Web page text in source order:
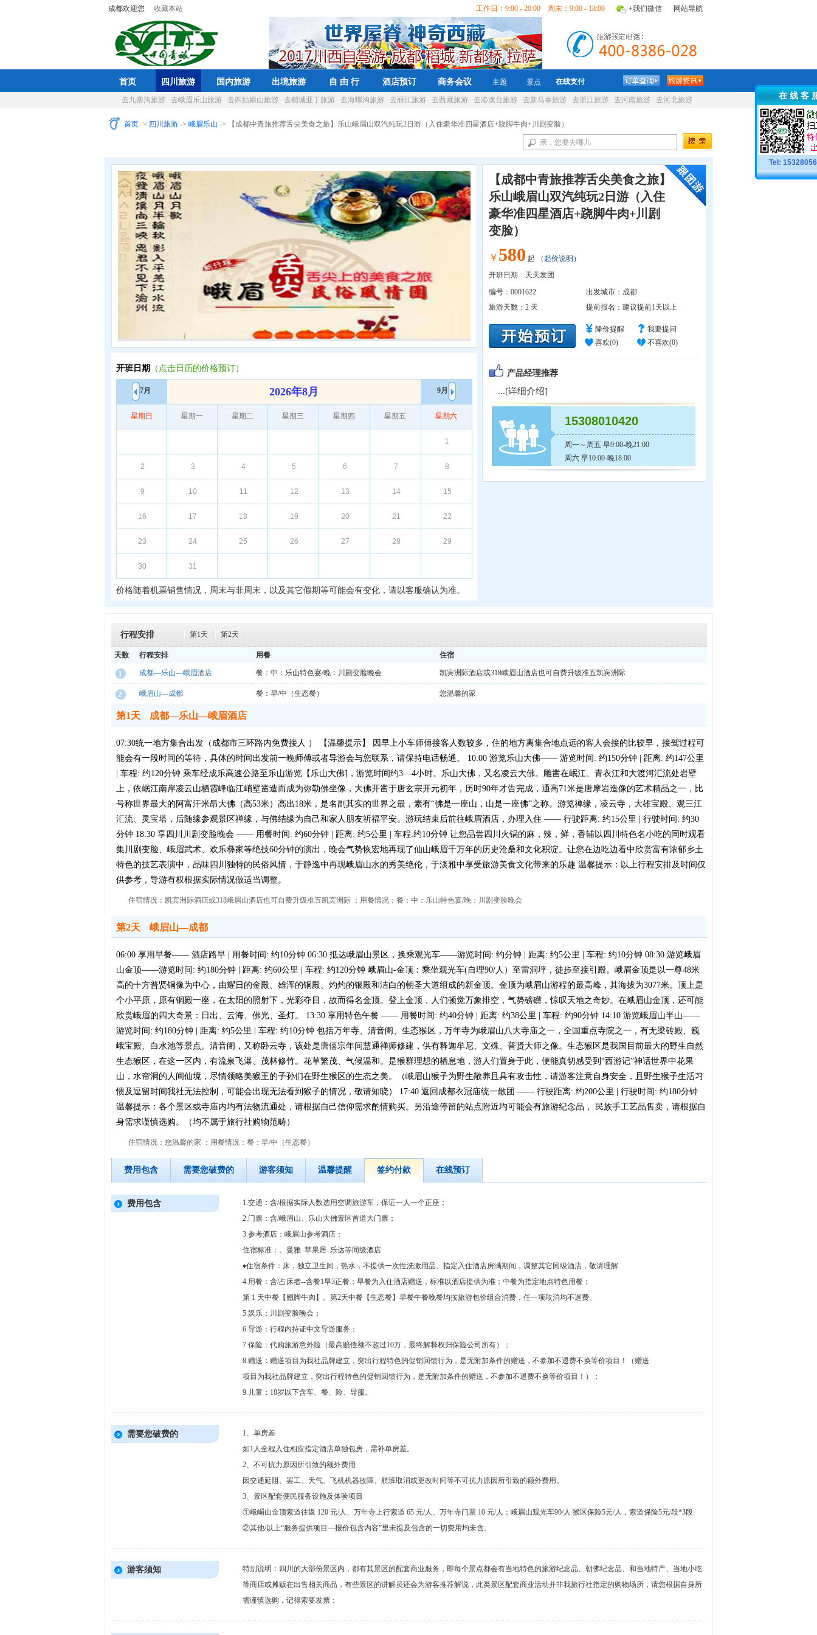
网站导航
成都欢迎您 收藏本站 工作日：9:00 - 20:00 周末：9:00 - 18:00 +我们微信
首页 四川旅游 国内旅游 出境旅游 自 由 行 酒店预订 商务会议 主题 景点 在线支付
去九寨沟旅游 去峨眉乐山旅游 去四姑娘山旅游 去稻城亚丁旅游 去海螺沟旅游 去丽江旅游 去西藏旅游 去港澳台旅游 去新马泰旅游 去浙江旅游 去河南旅游 去河北旅游
首页-> 四川旅游-> 峨眉乐山 -> 【成都中青旅推荐舌尖美食之旅】乐山峨眉山双汽纯玩2日游（入住豪华准四星酒店+跷脚牛肉+川剧变脸）
开班日期 （点击日历的价格预订）
7月 2026年8月 9月
星期日 星期一 星期二 星期三 星期四 星期五 星期六
1
2 3 4 5 6 7 8
9 10 11 12 13 14 15
16 17 18 19 20 21 22
23 24 25 26 27 28 29
30 31
价格随着机票销售情况，周末与非周末，以及其它假期等可能会有变化，请以客服确认为准。
【成都中青旅推荐舌尖美食之旅】
乐山峨眉山双汽纯玩2日游（入住
豪华准四星酒店+跷脚牛肉+川剧
变脸）
￥ 580 起
（起价说明）
开班日期：天天发团
编号： 0001622 出发城市： 成都
旅游天数： 2 天 提前报名： 建议提前1天以上
降价提醒
我要提问
喜欢(0) 不喜欢(0)
产品经理推荐
...[详细介绍]
15308010420
周一～周五 早9:00-晚21:00
周六 早10:00-晚18:00
行程安排 第1天 第2天
天数 行程安排 用餐 住宿
1 成都—乐山—峨眉酒店 餐：中：乐山特色宴/晚：川剧变脸晚会 凯宾洲际酒店或318峨眉山酒店也可自费升级准五凯宾洲际
2 峨眉山—成都 餐：早/中（生态餐） 您温馨的家
第1天 成都—乐山—峨眉酒店
07:30统一地方集合出发（成都市三环路内免费接人 ） 【温馨提示】 因早上小车师傅接客人数较多，住的地方离集合地点远的客人会接的比较早，接驾过程可
能会有一段时间的等待，具体的时间出发前一晚师傅或者导游会与您联系，请保持电话畅通。 10:00 游览乐山大佛—— 游览时间: 约150分钟 | 距离: 约147公里
| 车程: 约120分钟 乘车经成乐高速公路至乐山游览【乐山大佛]，游览时间约3—4小时。乐山大佛，又名凌云大佛。雕凿在岷江、青衣江和大渡河汇流处岩壁
上，依岷江南岸凌云山栖霞峰临江峭壁凿造而成为弥勒佛坐像，大佛开凿于唐玄宗开元初年，历时90年才告完成，通高71米是唐摩岩造像的艺术精品之一，比
号称世界最大的阿富汗米昂大佛（高53米）高出18米，是名副其实的世界之最，素有“佛是一座山，山是一座佛”之称。游览禅缘，凌云寺，大雄宝殿、观三江
汇流、灵宝塔，后随缘参观景区禅缘，与佛结缘为自己和家人朋友祈福平安。游玩结束后前往峨眉酒店，办理入住 —— 行驶距离: 约15公里 | 行驶时间: 约30
分钟 18:30 享四川川剧变脸晚会 —— 用餐时间: 约60分钟 | 距离: 约5公里 | 车程:约10分钟 让您品尝四川火锅的麻，辣，鲜，香辅以四川特色名小吃的同时观看
集川剧变脸、峨眉武术、欢乐彝家等绝技60分钟的演出，晚会气势恢宏地再现了仙山峨眉千万年的历史沧桑和文化积淀。让您在边吃边看中欣赏富有浓郁乡土
特色的技艺表演中，品味四川独特的民俗风情，于静逸中再现峨眉山水的秀美绝伦，于淡雅中享受旅游美食文化带来的乐趣 温馨提示：以上行程安排及时间仅
供参考，导游有权根据实际情况做适当调整。
住宿情况：凯宾洲际酒店或318峨眉山酒店也可自费升级准五凯宾洲际 ；用餐情况：餐：中：乐山特色宴/晚：川剧变脸晚会
第2天 峨眉山—成都
06:00 享用早餐—— 酒店路早 | 用餐时间: 约10分钟 06:30 抵达峨眉山景区，换乘观光车——游览时间: 约分钟 | 距离: 约5公里 | 车程: 约10分钟 08:30 游览峨眉
山金顶——游览时间: 约180分钟 | 距离: 约60公里 | 车程: 约120分钟 峨眉山-金顶：乘坐观光车(自理90/人）至雷洞坪，徒步至接引殿。峨眉金顶是以一尊48米
高的十方普贤铜像为中心，由耀日的金殿、雄浑的铜殿、灼灼的银殿和洁白的朝圣大道组成的新金顶。金顶为峨眉山游程的最高峰，其海拔为3077米。顶上是
个小平原，原有铜殿一座，在太阳的照射下，光彩夺目，故而得名金顶。登上金顶，人们顿觉万象排空，气势磅礴，惊叹天地之奇妙。在峨眉山金顶，还可能
欣赏峨眉的四大奇景：日出、云海、佛光、圣灯。 13:30 享用特色午餐 —— 用餐时间: 约40分钟 | 距离: 约38公里 | 车程: 约90分钟 14:10 游览峨眉山半山——
游览时间: 约180分钟 | 距离: 约5公里 | 车程: 约10分钟 包括万年寺、清音阁、生态猴区，万年寺为峨眉山八大寺庙之一，全国重点寺院之一，有无梁砖殿、巍
峨宝殿、白水池等景点。清音阁，又称卧云寺，该处是唐僖宗年间慧通禅师修建，供有释迦牟尼、文殊、普贤大师之像。生态猴区是我国目前最大的野生自然
生态猴区，在这一区内，有流泉飞瀑、茂林修竹。花草繁茂、气候温和。是猴群理想的栖息地，游人们置身于此，便能真切感受到“西游记”神话世界中花果
山，水帘洞的人间仙境，尽情领略美猴王的子孙们在野生猴区的生态之美。（峨眉山猴子为野生敞养且具有攻击性，请游客注意自身安全，且野生猴子生活习
惯及逗留时间我社无法控制，可能会出现无法看到猴子的情况，敬请知晓） 17:40 返回成都衣冠庙统一散团 —— 行驶距离: 约200公里 | 行驶时间: 约180分钟
温馨提示：各个景区或寺庙内均有法物流通处，请根据自己信仰需求酌情购买。另沿途停留的站点附近均可能会有旅游纪念品， 民族手工艺品售卖，请根据自
身需求谨慎选购。（均不属于旅行社购物范畴）
住宿情况：您温馨的家 ；用餐情况：餐：早/中（生态餐）
费用包含 需要您破费的 游客须知 温馨提醒 签约付款 在线预订
费用包含
1.交通：含/根据实际人数选用空调旅游车，保证一人一个正座；
2.门票：含/峨眉山、乐山大佛景区首道大门票；
3.参考酒店：峨眉山参考酒店：
住宿标准：。曼雅 苹果居 乐达等同级酒店
♦住宿条件：床，独立卫生间，热水，不提供一次性洗漱用品、指定入住酒店房满期间，调整其它同级酒店，敬请理解
4.用餐：含/占床者--含餐1早3正餐；早餐为入住酒店赠送，标准以酒店提供为准；中餐为指定地点特色用餐；
第 1 天中餐【翘脚牛肉】。第2天中餐【生态餐】早餐午餐晚餐均按旅游包价组合消费，任一项取消均不退费。
5.娱乐：川剧变脸晚会；
6.导游：行程内持证中文导游服务；
7.保险：代购旅游意外险（最高赔偿额不超过10万，最终解释权归保险公司所有）；
8.赠送：赠送项目为我社品牌建立，突出行程特色的促销回馈行为，是无附加条件的赠送，不参加不退费不换等价项目！（赠送
项目为我社品牌建立，突出行程特色的促销回馈行为，是无附加条件的赠送，不参加不退费不换等价项目！）；
9.儿童：18岁以下含车、餐、险、导服。
需要您破费的
1、单房差
如1人全程入住相应指定酒店单独包房，需补单房差。
2、不可抗力原因所引致的额外费用
因交通延阻、罢工、天气、飞机机器故障、航班取消或更改时间等不可抗力原因所引致的额外费用。
3、景区配套便民服务设施及体验项目
①峨嵋山金顶索道往返 120 元/人、万年寺上行索道 65 元/人、万年寺门票 10 元/人；峨眉山观光车90/人 猴区保险5元/人，索道保险5元/段*3段
②其他/以上“服务提供项目—报价包含内容”里未提及包含的一切费用均未含。
游客须知
特别说明：四川的大部份景区内，都有其景区的配套商业服务，即每个景点都会有当地特色的旅游纪念品、朝佛纪念品、和当地特产、当地小吃
等商店或摊贩在出售相关商品，有些景区的讲解员还会为游客推荐解说，此类景区配套商业活动并非我旅行社指定的购物场所，请您根据自身所
需谨慎选购，记得索要发票；
在 线 客
Tel: